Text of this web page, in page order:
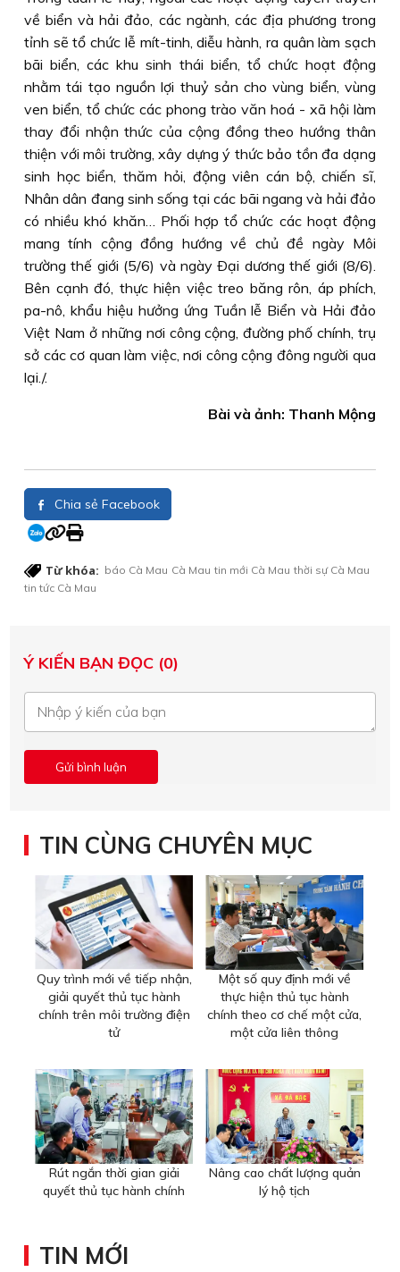
về biển và hải đảo, các ngành, các địa phương trong
tỉnh sẽ tổ chức lễ mít-tinh, diễu hành, ra quân làm sạch
bãi biển, các khu sinh thái biển, tổ chức hoạt động
nhằm tái tạo nguồn lợi thuỷ sản cho vùng biển, vùng
ven biển, tổ chức các phong trào văn hoá - xã hội làm
thay đổi nhận thức của cộng đồng theo hướng thân
thiện với môi trường, xây dựng ý thức bảo tồn đa dạng
sinh học biển, thăm hỏi, động viên cán bộ, chiến sĩ,
Nhân dân đang sinh sống tại các bãi ngang và hải đảo
có nhiều khó khăn… Phối hợp tổ chức các hoạt động
mang tính cộng đồng hướng về chủ đề ngày Môi
trường thế giới (5/6) và ngày Ðại dương thế giới (8/6).
Bên cạnh đó, thực hiện việc treo băng rôn, áp phích,
pa-nô, khẩu hiệu hưởng ứng Tuần lễ Biển và Hải đảo
Việt Nam ở những nơi công cộng, đường phố chính, trụ
sở các cơ quan làm việc, nơi công cộng đông người qua
lại./.
Bài và ảnh: Thanh Mộng
Chia sẻ Facebook
Từ khóa: báo Cà Mau Cà Mau tin mới Cà Mau thời sự Cà Mau
tin tức Cà Mau
Ý KIẾN BẠN ĐỌC (0)
TIN CÙNG CHUYÊN MỤC
Quy trình mới về tiếp nhận,
giải quyết thủ tục hành
chính trên môi trường điện
tử
Một số quy định mới về
thực hiện thủ tục hành
chính theo cơ chế một cửa,
một cửa liên thông
Rút ngắn thời gian giải
quyết thủ tục hành chính
Nâng cao chất lượng quản
lý hộ tịch
TIN MỚI